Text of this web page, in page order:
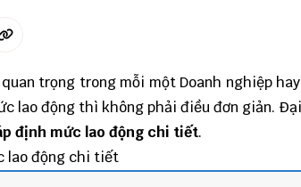
trọng trong mỗi một Doanh nghiệp
lao động thì không phải điều đơn giản.
định mức lao động chi tiết.